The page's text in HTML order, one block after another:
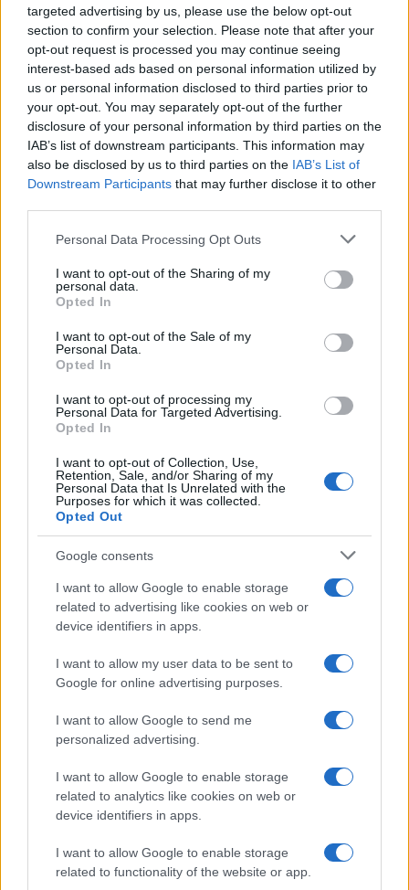
targeted advertising by us, please use the below opt-out
section to confirm your selection. Please note that after your
opt-out request is processed you may continue seeing
interest-based ads based on personal information utilized by
us or personal information disclosed to third parties prior to
your opt-out. You may separately opt-out of the further
disclosure of your personal information by third parties on the
IAB’s list of downstream participants. This information may
also be disclosed by us to third parties on the IAB’s List of
Downstream Participants that may further disclose it to other
Please note that this website/app uses one or more Google
not limited to your visit or usage behaviour. You may click to
grant or deny consent to Google and its third-party tags to
use your data for below specified purposes in below Google
consent section.
Personal Data Processing Opt Outs
I want to opt-out of the Sharing of my
personal data.
Opted In
I want to opt-out of the Sale of my
Personal Data.
Opted In
I want to opt-out of processing my
Personal Data for Targeted Advertising.
Opted In
I want to opt-out of Collection, Use,
Retention, Sale, and/or Sharing of my
Personal Data that Is Unrelated with the
Purposes for which it was collected.
Opted Out
Google consents
I want to allow Google to enable storage
related to advertising like cookies on web or
device identifiers in apps.
I want to allow my user data to be sent to
Google for online advertising purposes.
I want to allow Google to send me
personalized advertising.
I want to allow Google to enable storage
related to analytics like cookies on web or
device identifiers in apps.
I want to allow Google to enable storage
related to functionality of the website or app.
της Ζωής μας
Οι άνθρωποι, οι αυθεντικές ιστορίες,
πολιτισμός που μας ενώνει κάθε μέρα.